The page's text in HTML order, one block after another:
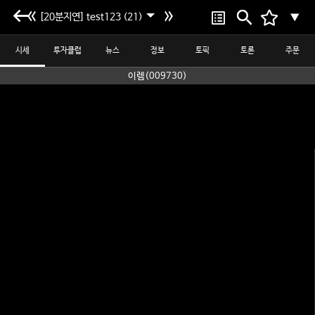
[20분지연] test123 (21) ▼
시세 투자클럽 뉴스 정보 토픽 토론 주문
이렘(009730)